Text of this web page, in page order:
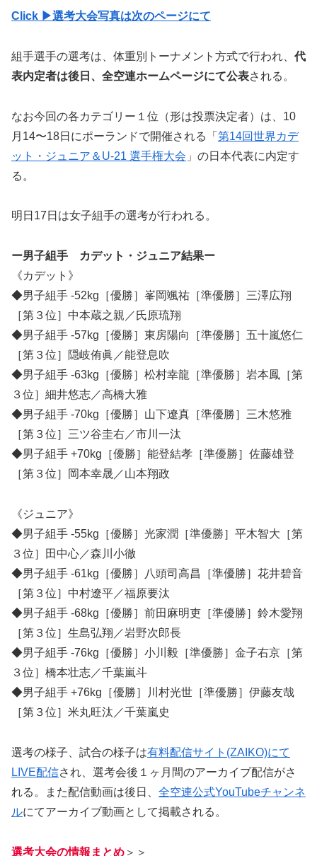
Click ▶︎選考大会写真は次のページにて
組手選手の選考は、体重別トーナメント方式で行われ、 代
表内定者は後日、全空連ホームページにて公表される。
なお今回の各カテゴリー１位（形は投票決定者）は、10
月14〜18日にポーランドで開催される「 第14回世界カデ
ット・ジュニア＆U-21 選手権大会 」の日本代表に内定す
る。
明日17日は女子組手の選考が行われる。
ー男子組手 カデット・ジュニア結果ー
《カデット》
◆男子組手 -52kg［優勝］峯岡颯祐［準優勝］三澤広翔
［第３位］中本蔵之親／氏原琉翔
◆男子組手 -57kg［優勝］東房陽向［準優勝］五十嵐悠仁
［第３位］隠岐侑眞／能登息吹
◆男子組手 -63kg［優勝］松村幸龍［準優勝］岩本鳳［第
３位］細井悠志／高橋大雅
◆男子組手 -70kg［優勝］山下遼真［準優勝］三木悠雅
［第３位］三ツ谷圭右／市川一汰
◆男子組手 +70kg［優勝］能登結孝［準優勝］佐藤雄登
［第３位］岡本幸晟／山本翔政
《ジュニア》
◆男子組手 -55kg［優勝］光家潤［準優勝］平木智大［第
３位］田中心／森川小徹
◆男子組手 -61kg［優勝］八頭司高昌［準優勝］花井碧音
［第３位］中村遼平／福原要汰
◆男子組手 -68kg［優勝］前田麻明吏［準優勝］鈴木愛翔
［第３位］生島弘翔／岩野次郎長
◆男子組手 -76kg［優勝］小川毅［準優勝］金子右京［第
３位］橋本壮志／千葉嵐斗
◆男子組手 +76kg［優勝］川村光世［準優勝］伊藤友哉
［第３位］米丸旺汰／千葉嵐史
選考の様子、試合の様子は有料配信サイト(ZAIKO)にて
LIVE配信され、選考会後１ヶ月間のアーカイブ配信がさ
れる。また配信動画は後日、 全空連公式YouTubeチャンネ
ルにてアーカイブ動画として掲載される。
選考大会の情報まとめ ＞＞